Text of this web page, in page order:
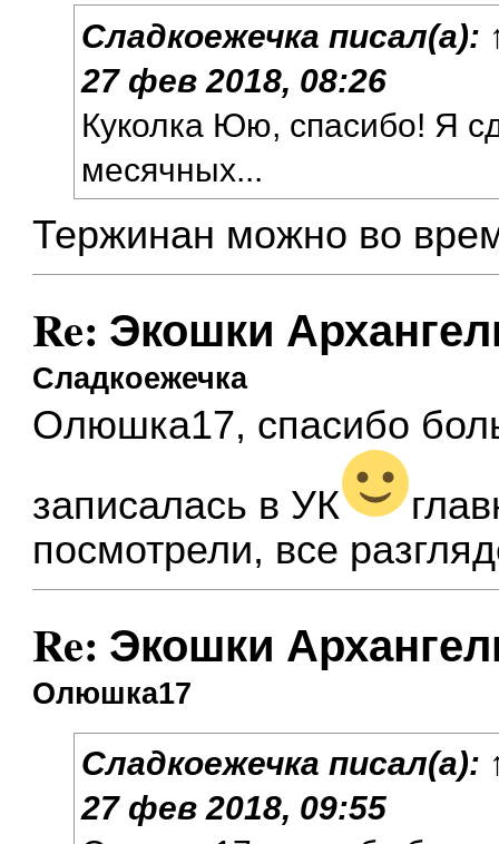
Сладкоежечка писал(а):
27 фев 2018, 08:26
Куколка Юю, спасибо! Я
месячных...
Тержинан можно во
Re: Экошки
Сладкоежечка
Олюшка17, спасибо
записалась в УК
посмотрели, все
Re: Экошки
Олюшка17
Сладкоежечка писал(а):
27 фев 2018, 09:55